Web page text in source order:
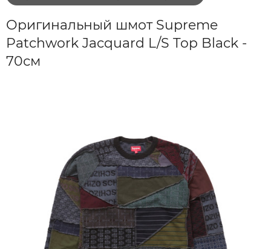
Оригинальный шмот Supreme
Patchwork Jacquard L/S Top Black -
70см